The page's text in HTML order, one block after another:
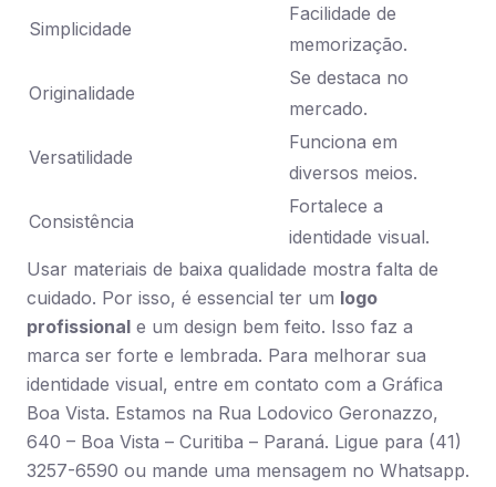
Simplicidade
Facilidade de
memorização.
Originalidade
Se destaca no
mercado.
Versatilidade
Funciona em
diversos meios.
Consistência
Fortalece a
identidade visual.
Usar materiais de baixa qualidade mostra falta de
cuidado. Por isso, é essencial ter um logo
profissional e um design bem feito. Isso faz a
marca ser forte e lembrada. Para melhorar sua
identidade visual, entre em contato com a Gráfica
Boa Vista. Estamos na Rua Lodovico Geronazzo,
640 – Boa Vista – Curitiba – Paraná. Ligue para (41)
3257-6590 ou mande uma mensagem no Whatsapp.